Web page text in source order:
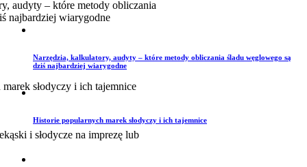
Narzędzia, kalkulatory, audyty – które metody obliczania śladu węglowego są
dziś najbardziej wiarygodne
Historie popularnych marek słodyczy i ich tajemnice